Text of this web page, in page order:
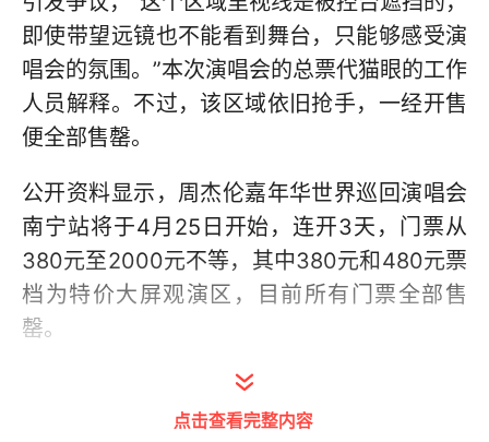
即使带望远镜也不能看到舞台，只能够感受演
唱会的氛围。”本次演唱会的总票代猫眼的工作
人员解释。不过，该区域依旧抢手，一经开售
便全部售罄。
公开资料显示，周杰伦嘉年华世界巡回演唱会
南宁站将于4月25日开始，连开3天，门票从
380元至2000元不等，其中380元和480元票
档为特价大屏观演区，目前所有门票全部售
罄。
门票开售时，猫眼已就“视觉不良座位”进行了
说明，称因该场演出部分节目内容设计及舞美
点击查看完整内容